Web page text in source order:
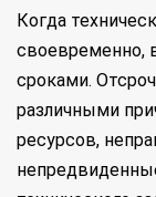
Когда
своевременно,
сроками.
различными
ресурсов,